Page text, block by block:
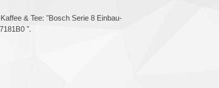
& Tee: "Bosch Serie 8 Einbau-
".